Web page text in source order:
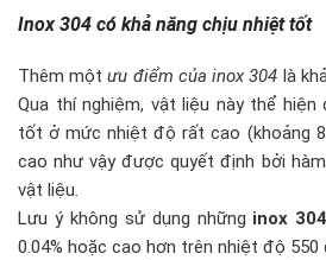
Inox 304 có khả năng chịu nhiệt tốt
Thêm mộtưu điểm của inox 304 là
Qua thí nghiệm, vật liệu này thể
tốt ở mức nhiệt độ rất cao (khoảng
cao như vậy được quyết định bởi
vật liệu.
Lưu ý không sử dụng những inox 304
0.04% hoặc cao hơn trên nhiệt độ 550